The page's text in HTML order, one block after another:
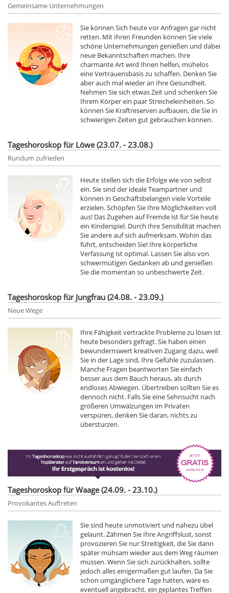
Gemeinsame Unternehmungen
Sie können Sich heute vor Anfragen gar nicht
retten. Mit Ihren Freunden können Sie viele
schöne Unternehmungen genießen und dabei
neue Bekanntschaften machen. Ihre
charmante Art wird Ihnen helfen, mühelos
eine Vertrauensbasis zu schaffen. Denken Sie
aber auch mal wieder an Ihre Gesundheit.
Nehmen Sie sich etwas Zeit und schenken Sie
Ihrem Körper ein paar Streicheleinheiten. So
können Sie Kraftreserven aufbauen, die Sie in
schwierigen Zeiten gut gebrauchen können.
Tageshoroskop für Löwe (23.07. - 23.08.)
Rundum zufrieden
Heute stellen sich die Erfolge wie von selbst
ein. Sie sind der ideale Teampartner und
können in Geschäftsbelangen viele Vorteile
erzielen. Schöpfen Sie Ihre Möglichkeiten voll
aus! Das Zugehen auf Fremde ist für Sie heute
ein Kinderspiel. Durch Ihre Sensibilität machen
Sie andere auf sich aufmerksam. Wohin das
führt, entscheiden Sie! Ihre körperliche
Verfassung ist optimal. Lassen Sie also von
schwermütigen Gedanken ab und genießen
Sie die momentan so unbeschwerte Zeit.
Tageshoroskop für Jungfrau (24.08. - 23.09.)
Neue Wege
Ihre Fähigkeit vertrackte Probleme zu lösen ist
heute besonders gefragt. Sie haben einen
bewundernswert kreativen Zugang dazu, weil
Sie in der Lage sind, Ihre Gefühle zuzulassen.
Manche Fragen beantworten Sie einfach
besser aus dem Bauch heraus, als durch
endloses Abwiegen. Übertreiben sollten Sie es
dennoch nicht. Falls Sie eine Sehnsucht nach
größeren Umwälzungen im Privaten
verspüren, denken Sie daran, nichts zu
überstürzen.
Tageshoroskop für Waage (24.09. - 23.10.)
Provokantes Auftreten
Sie sind heute unmotiviert und nahezu übel
gelaunt. Zähmen Sie Ihre Angriffslust, sonst
provozieren Sie nur Streitigkeit, die Sie dann
später mühsam wieder aus dem Weg räumen
müssen. Wenn Sie sich zurückhalten, sollte
jedoch alles einigermaßen gut laufen. Da Sie
schon umgänglichere Tage hatten, wäre es
eventuell angebracht, ein geplantes Treffen